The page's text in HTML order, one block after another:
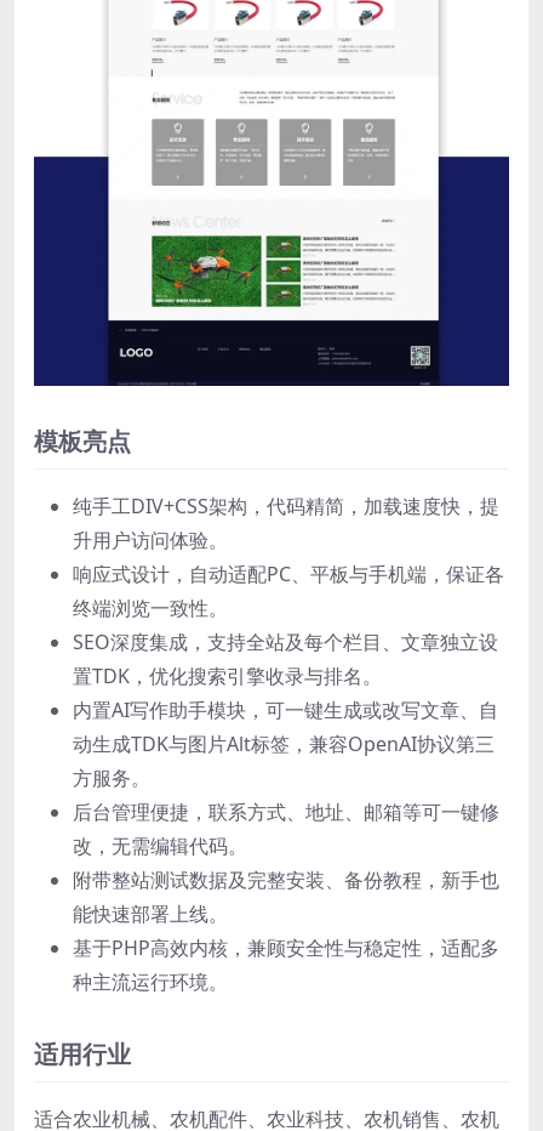
模板亮点
纯手工DIV+CSS架构，代码精简，加载速度快，提
升用户访问体验。
响应式设计，自动适配PC、平板与手机端，保证各
终端浏览一致性。
SEO深度集成，支持全站及每个栏目、文章独立设
置TDK，优化搜索引擎收录与排名。
内置AI写作助手模块，可一键生成或改写文章、自
动生成TDK与图片Alt标签，兼容OpenAI协议第三
方服务。
后台管理便捷，联系方式、地址、邮箱等可一键修
改，无需编辑代码。
附带整站测试数据及完整安装、备份教程，新手也
能快速部署上线。
基于PHP高效内核，兼顾安全性与稳定性，适配多
种主流运行环境。
适用行业
适合农业机械、农机配件、农业科技、农机销售、农机